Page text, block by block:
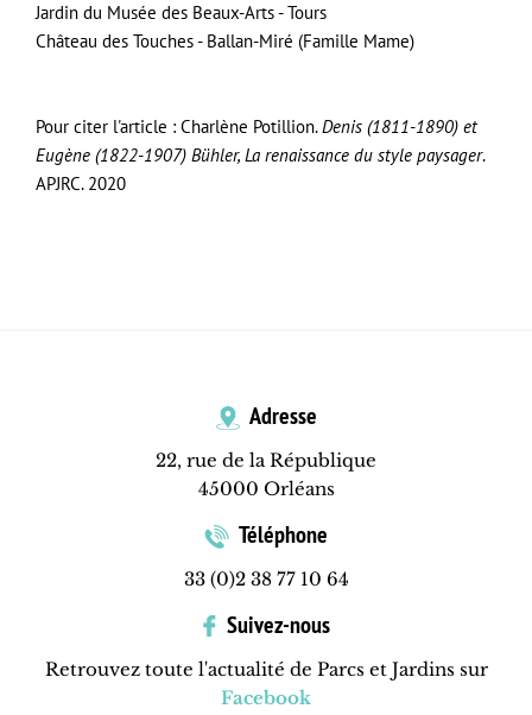
Jardin du Musée des Beaux-Arts - Tours
Château des Touches - Ballan-Miré (Famille Mame)
Pour citer l'article : Charlène Potillion.Denis (1811-1890) et
Eugène (1822-1907) Bühler, La renaissance du style paysager.
APJRC. 2020
Adresse
22, rue de la République
45000 Orléans
Téléphone
33 (0)2 38 77 10 64
Suivez-nous
Retrouvez toute l'actualité de Parcs et Jardins sur
Facebook